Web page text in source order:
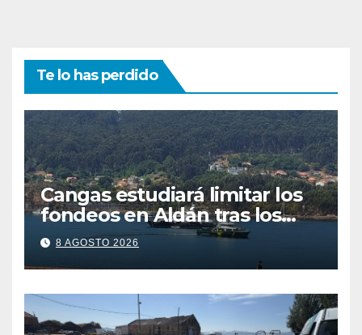
Te lo has perdido
Cangas estudiará limitar los
fondeos en Aldán tras los
últimos episodios de
contaminación en O Con
8 AGOSTO 2026